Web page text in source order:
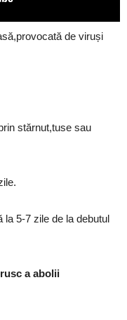
de viruși
stărnut,tuse sau
la 5-7 zile de la debutul
a abolii